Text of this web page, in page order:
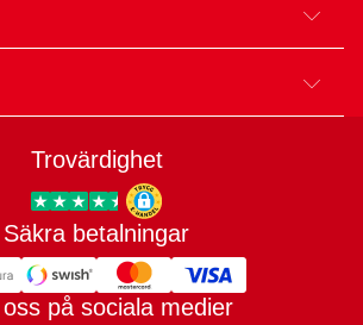
Trovärdighet
Trygg E-handel
Säkra betalningar
oss på sociala medier